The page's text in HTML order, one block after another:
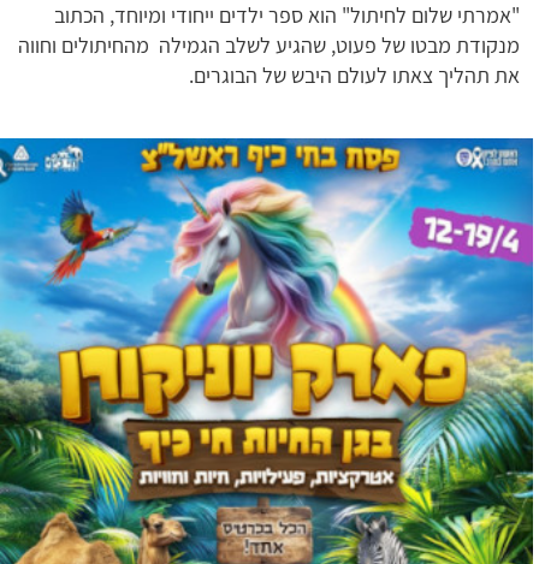
"אמרתי שלום לחיתול" הוא ספר ילדים ייחודי ומיוחד, הכתוב
מנקודת מבטו של פעוט, שהגיע לשלב הגמילה מהחיתולים וחווה
את תהליך צאתו לעולם היבש של הבוגרים.